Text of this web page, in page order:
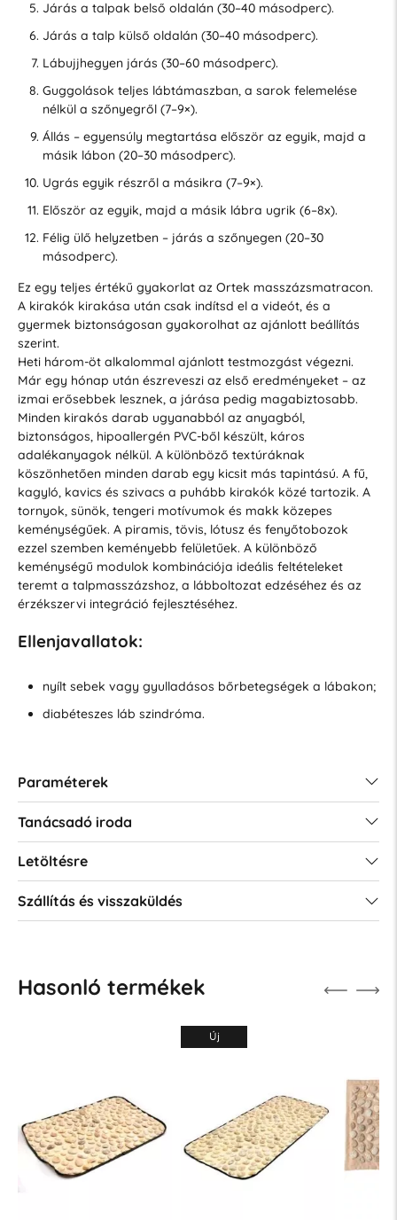
Járás a talpak belső oldalán (30–40 másodperc).
Járás a talp külső oldalán (30–40 másodperc).
Lábujjhegyen járás (30–60 másodperc).
Guggolások teljes lábtámaszban, a sarok felemelése
nélkül a szőnyegről (7–9×).
Állás – egyensúly megtartása először az egyik, majd a
másik lábon (20–30 másodperc).
Ugrás egyik részről a másikra (7–9×).
Először az egyik, majd a másik lábra ugrik (6–8x).
Félig ülő helyzetben – járás a szőnyegen (20–30
másodperc).
Ez egy teljes értékű gyakorlat az Ortek masszázsmatracon.
A kirakók kirakása után csak indítsd el a videót, és a
gyermek biztonságosan gyakorolhat az ajánlott beállítás
szerint.
Heti három-öt alkalommal ajánlott testmozgást végezni.
Már egy hónap után észreveszi az első eredményeket – az
izmai erősebbek lesznek, a járása pedig magabiztosabb.
Minden kirakós darab ugyanabból az anyagból,
biztonságos, hipoallergén PVC-ből készült, káros
adalékanyagok nélkül. A különböző textúráknak
köszönhetően minden darab egy kicsit más tapintású. A fű,
kagyló, kavics és szivacs a puhább kirakók közé tartozik. A
tornyok, sünök, tengeri motívumok és makk közepes
keménységűek. A piramis, tövis, lótusz és fenyőtobozok
ezzel szemben keményebb felületűek. A különböző
keménységű modulok kombinációja ideális feltételeket
teremt a talpmasszázshoz, a lábboltozat edzéséhez és az
érzékszervi integráció fejlesztéséhez.
Ellenjavallatok:
nyílt sebek vagy gyulladásos bőrbetegségek a lábakon;
diabéteszes láb szindróma.
Paraméterek
Tanácsadó iroda
Letöltésre
Szállítás és visszaküldés
Hasonló termékek
Új